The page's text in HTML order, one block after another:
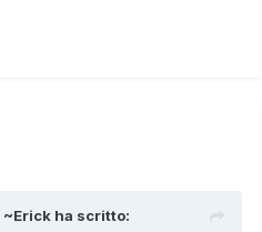
~Erick ha scritto: